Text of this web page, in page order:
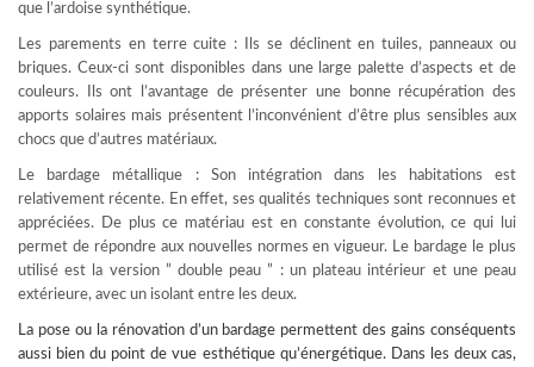
que l’ardoise synthétique.
Les parements en terre cuite : Ils se déclinent en tuiles, panneaux ou
briques. Ceux-ci sont disponibles dans une large palette d’aspects et de
couleurs. Ils ont l’avantage de présenter une bonne récupération des
apports solaires mais présentent l’inconvénient d’être plus sensibles aux
chocs que d’autres matériaux.
Le bardage métallique : Son intégration dans les habitations est
relativement récente. En effet, ses qualités techniques sont reconnues et
appréciées. De plus ce matériau est en constante évolution, ce qui lui
permet de répondre aux nouvelles normes en vigueur. Le bardage le plus
utilisé est la version ” double peau ” : un plateau intérieur et une peau
extérieure, avec un isolant entre les deux.
La pose ou la rénovation d’un bardage permettent des gains conséquents
aussi bien du point de vue esthétique qu’énergétique. Dans les deux cas,